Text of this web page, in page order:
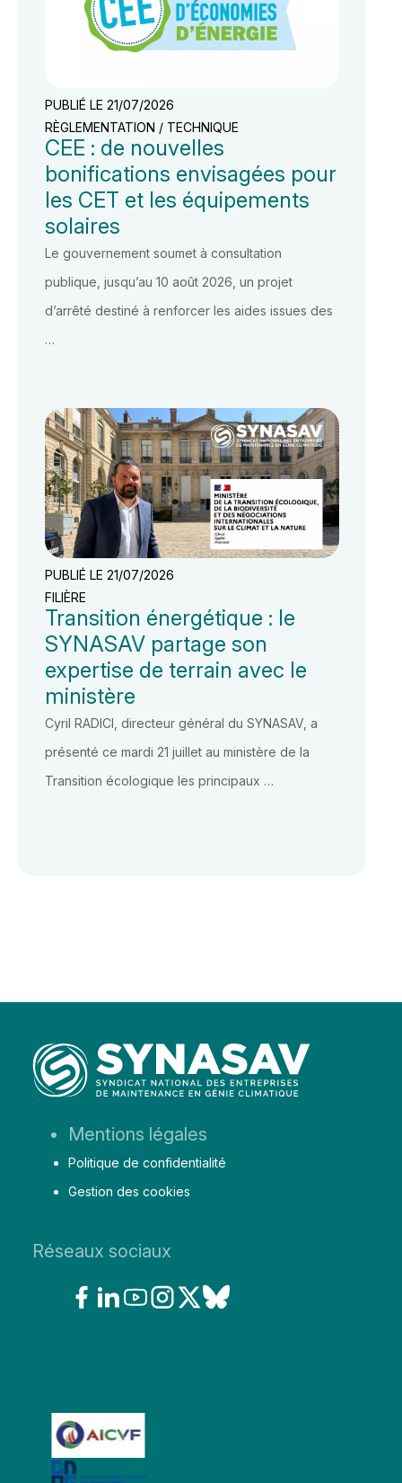
PUBLIÉ LE 21/07/2026
RÈGLEMENTATION / TECHNIQUE
CEE : de nouvelles
bonifications envisagées pour
les CET et les équipements
solaires
Le gouvernement soumet à consultation
publique, jusqu’au 10 août 2026, un projet
d’arrêté destiné à renforcer les aides issues des
…
PUBLIÉ LE 21/07/2026
FILIÈRE
Transition énergétique : le
SYNASAV partage son
expertise de terrain avec le
ministère
Cyril RADICI, directeur général du SYNASAV, a
présenté ce mardi 21 juillet au ministère de la
Transition écologique les principaux …
Mentions légales
Politique de confidentialité
Gestion des cookies
Réseaux sociaux